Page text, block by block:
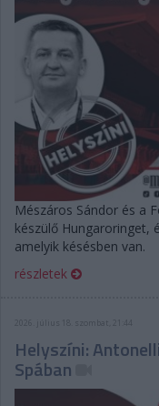
Mészáros Sándor és a
készülő Hungaroringet,
amelyik késésben van.
részletek
2026. július 18. szombat, 21:44
Helyszíni:
Spában